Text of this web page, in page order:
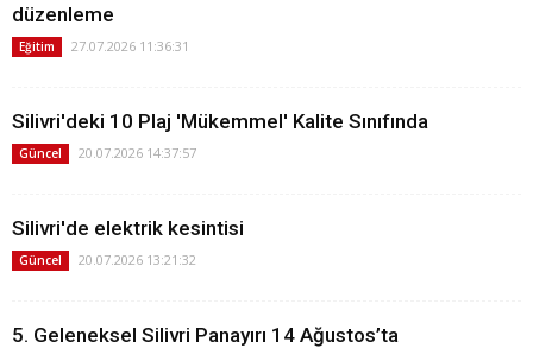
düzenleme
Eğitim 27.07.2026 11:36:31
Silivri'deki 10 Plaj 'Mükemmel' Kalite Sınıfında
Güncel 20.07.2026 14:37:57
Silivri'de elektrik kesintisi
Güncel 20.07.2026 13:21:32
5. Geleneksel Silivri Panayırı 14 Ağustos’ta